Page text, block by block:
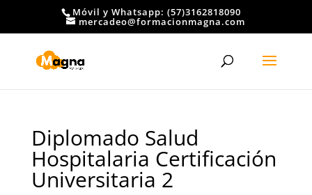
Móvil y Whatsapp: (57)3162818090
mercadeo@formacionmagna.com
Diplomado Salud
Hospitalaria Certificación
Universitaria 2